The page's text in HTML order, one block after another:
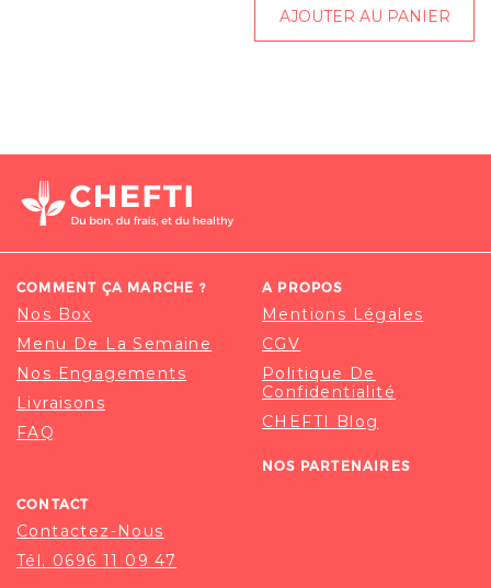
AJOUTER AU PANIER
COMMENT ÇA MARCHE ?
Nos Box
Menu De La Semaine
Nos Engagements
Livraisons
FAQ
A PROPOS
Mentions Légales
CGV
Politique De
Confidentialité
CHEFTI Blog
NOS PARTENAIRES
CONTACT
Contactez-Nous
Tél. 0696 11 09 47